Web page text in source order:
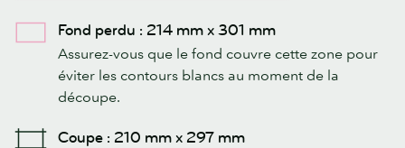
Fond perdu : 214 mm x 301 mm
Assurez-vous que le fond couvre cette zone pour
éviter les contours blancs au moment de la
découpe.
Coupe : 210 mm x 297 mm